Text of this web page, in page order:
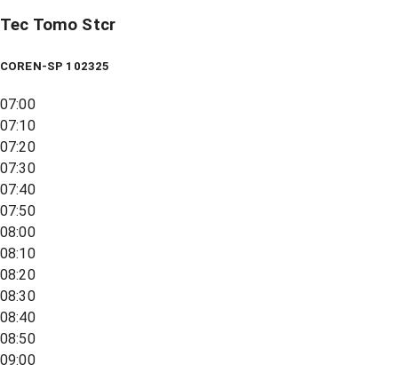
Tec Tomo Stcr
COREN-SP 102325
07:00
07:10
07:20
07:30
07:40
07:50
08:00
08:10
08:20
08:30
08:40
08:50
09:00